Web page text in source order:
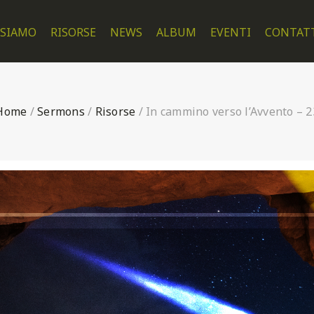
RISORSE NEWS ALBUM EVENTI
/Sermons / Risorse / In cammino verso l’Avvento –